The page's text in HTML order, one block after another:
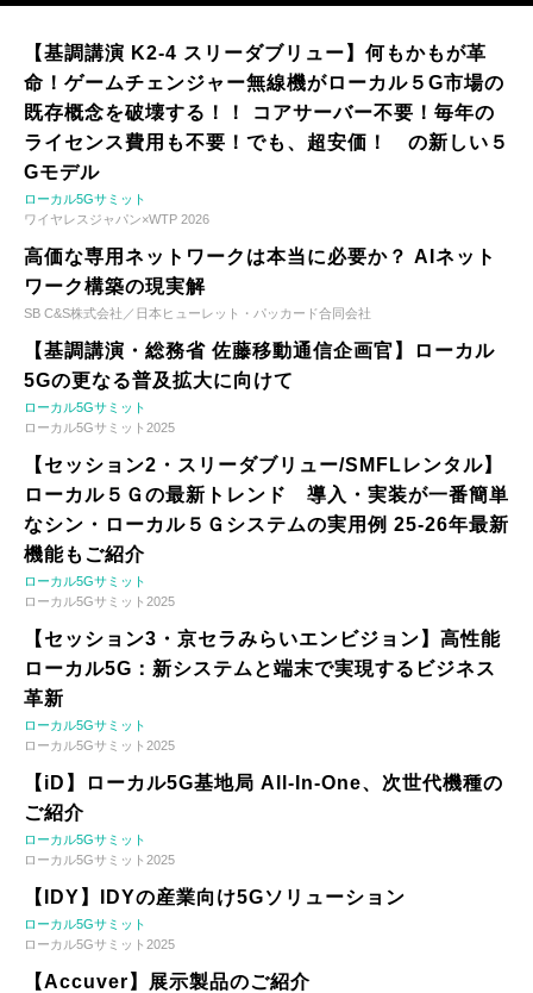
【基調講演 K2-4 スリーダブリュー】何もかもが革
命！ゲームチェンジャー無線機がローカル５G市場の
既存概念を破壊する！！ コアサーバー不要！毎年の
ライセンス費用も不要！でも、超安価！ の新しい５
Gモデル
ローカル5Gサミット
ワイヤレスジャパン×WTP 2026
高価な専用ネットワークは本当に必要か？ AIネット
ワーク構築の現実解
SB C&S株式会社／日本ヒューレット・パッカード合同会社
【基調講演・総務省 佐藤移動通信企画官】ローカル
5Gの更なる普及拡大に向けて
ローカル5Gサミット
ローカル5Gサミット2025
【セッション2・スリーダブリュー/SMFLレンタル】
ローカル５Ｇの最新トレンド 導入・実装が一番簡単
なシン・ローカル５Ｇシステムの実用例 25-26年最新
機能もご紹介
ローカル5Gサミット
ローカル5Gサミット2025
【セッション3・京セラみらいエンビジョン】高性能
ローカル5G：新システムと端末で実現するビジネス
革新
ローカル5Gサミット
ローカル5Gサミット2025
【iD】ローカル5G基地局 All-In-One、次世代機種の
ご紹介
ローカル5Gサミット
ローカル5Gサミット2025
【IDY】IDYの産業向け5Gソリューション
ローカル5Gサミット
ローカル5Gサミット2025
【Accuver】展示製品のご紹介